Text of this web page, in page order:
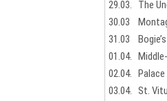
29.03. The
30.03
31.03 Bogie’s
01.04.
02.04.
03.04. St.